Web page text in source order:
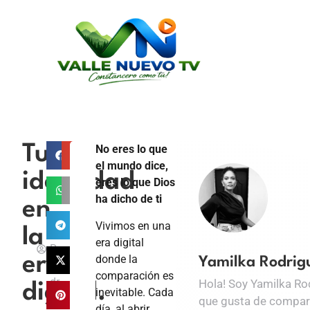
Tu
identidad
en
la
era
digital.
Y
m
R
dr
ig
No eres lo que
el mundo dice,
eres lo que Dios
ha dicho de ti
Vivimos en una
era digital
donde la
comparación es
inevitable. Cada
Yamilka
Hola! Soy Yamilka
que gusta de